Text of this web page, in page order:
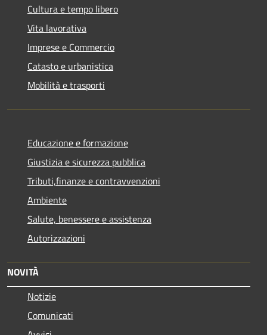
Cultura e tempo libero
Vita lavorativa
Imprese e Commercio
Catasto e urbanistica
Mobilità e trasporti
Educazione e formazione
Giustizia e sicurezza pubblica
Tributi,finanze e contravvenzioni
Ambiente
Salute, benessere e assistenza
Autorizzazioni
NOVITÀ
Notizie
Comunicati